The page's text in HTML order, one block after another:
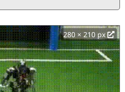
280 × 210 px